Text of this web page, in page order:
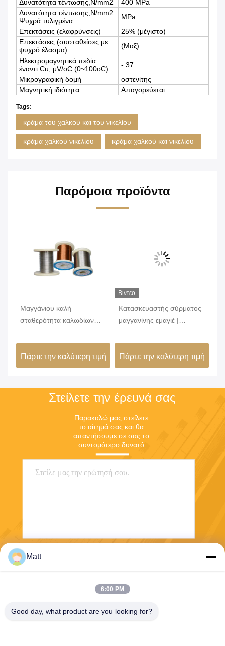
Δυνατότητα τέντωσης,N/mm2
400 MPa
Δυνατότητα τέντωσης,N/mm2
Ψυχρά τυλιγμένα
MPa
Επεκτάσεις (ελαφρύνσεις)
25% (μέγιστο)
Επεκτάσεις (συσταθείσες με
ψυχρό έλασμα)
(Μαξ)
Ηλεκτρομαγνητικά πεδία
έναντι Cu, μV/oC (0~100oC)
- 37
Μικρογραφική δομή
οστενίτης
Μαγνητική ιδιότητα
Απαγορεύεται
Tags:
κράμα του χαλκού και του νικελίου
κράμα χαλκού νικελίου κράμα χαλκού και νικελίου
Παρόμοια προϊόντα
Μαγγάνιου καλή
σταθερότητα καλωδίων
ανθεκτική για τον αντιστάτη
εκπομπών
Πάρτε την καλύτερη τιμή
Βίντεο
Κατασκευαστής σύρματος
μαγγανίνης εμαγιέ |
μαγγανίνης 6J12 6J8 6J11
6J13
Πάρτε την καλύτερη τιμή
Στείλετε την έρευνά σας
Παρακαλώ μας στείλετε
το αίτημά σας και θα
απαντήσουμε σε σας το
συντομότερο δυνατό.
Matt
6:00 PM
Good day, what product are you looking for?